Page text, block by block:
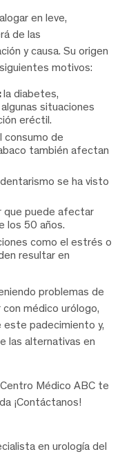
en leve,
de las
y causa. Su origen
motivos:
la diabetes,
situaciones
eréctil.
consumo de
también afectan
se ha visto
puede afectar
los 50 años.
como el estrés o
resultar en
problemas de
médico urólogo,
este padecimiento y,
las alternativas en
Médico ABC te
¡Contáctanos!
en urología del